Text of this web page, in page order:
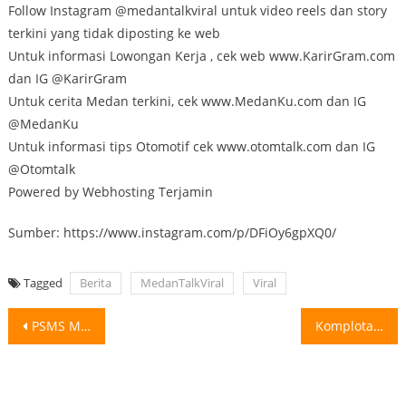
Follow Instagram @medantalkviral untuk video reels dan story
terkini yang tidak diposting ke web
Untuk informasi Lowongan Kerja , cek web www.KarirGram.com
dan IG @KarirGram
Untuk cerita Medan terkini, cek www.MedanKu.com dan IG
@MedanKu
Untuk informasi tips Otomotif cek www.otomtalk.com dan IG
@Otomtalk
Powered by Webhosting Terjamin
Sumber: https://www.instagram.com/p/DFiOy6gpXQ0/
Tagged Berita MedanTalkViral Viral
Post
PSMS Medan Makin Aman dari Degradasi, Nilmaizar Tetap Waspada PSMS Medan berhasil Komplotan Begal Bacok Tangan Korban di Jalan Bromo Medan, 1 Pelaku Ditangkap